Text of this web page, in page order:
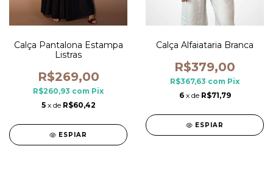
Calça Pantalona Estampa
Listras
R$269,00
R$260,93 com Pix
5 x de R$60,42
ESPIAR
Calça Alfaiataria Branca
R$379,00
R$367,63 com Pix
6 x de R$71,79
ESPIAR